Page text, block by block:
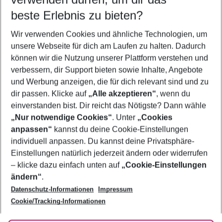
5-8 Nächte
2 Erwachsene Keine Kinder
Mehr Filter anzeigen
Footer
Footer navigation
Über uns
AGB
Bestpreisgarantie
Cookie-Einstellungen ändern
Cookie-Richtlinie
Agenturbetreuung
Barrierefreies Reisen
Folge uns
beste Erlebnis zu bieten?
Wir verwenden Cookies und ähnliche Technologien, um
unsere Webseite für dich am Laufen zu halten. Dadurch
können wir die Nutzung unserer Plattform verstehen und
verbessern, dir Support bieten sowie Inhalte, Angebote
und Werbung anzeigen, die für dich relevant sind und zu
dir passen. Klicke auf „Alle akzeptieren“, wenn du
einverstanden bist. Dir reicht das Nötigste? Dann wähle
„Nur notwendige Cookies“. Unter „Cookies
anpassen“ kannst du deine Cookie-Einstellungen
individuell anpassen. Du kannst deine Privatsphäre-
Einstellungen natürlich jederzeit ändern oder widerrufen
– klicke dazu einfach unten auf „Cookie-Einstellungen
ändern“.
Datenschutz-Informationen
Impressum
Cookie/Tracking-Informationen